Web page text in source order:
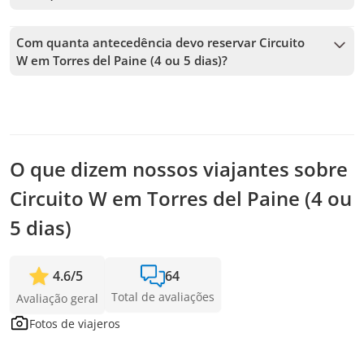
todo tipo de clima.
você deve escolher a data e seguir os passos no site. No
carrinho, você poderá adicionar mais tours antes de
confirmar sua reserva.
Com quanta antecedência devo reservar Circuito
W em Torres del Paine (4 ou 5 dias)?
O que dizem nossos viajantes sobre
Circuito W em Torres del Paine (4 ou
5 dias)
4.6/5
Avaliação geral
64
Total de avaliações
Fotos de viajeros